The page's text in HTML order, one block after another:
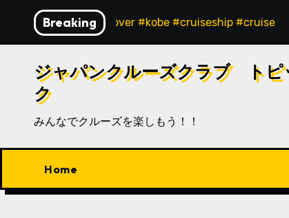
を
Breaking
#cruiselover #kobe #cruiseship #cruise 商
ジャパンクルーズクラブ トピ
ク
みんなでクルーズを楽しもう！！
Home